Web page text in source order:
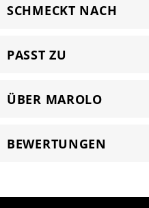
SCHMECKT NACH
PASST ZU
ÜBER MAROLO
BEWERTUNGEN